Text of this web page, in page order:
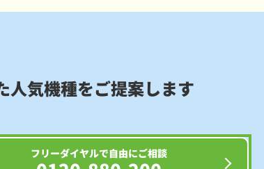
人気機種をご提案します
フリーダイヤルで自由にご相談